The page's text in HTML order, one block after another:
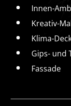
Innen-
Kreativ-
Klima-
Gips- und
Fassade